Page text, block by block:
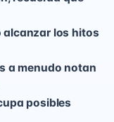
alcanzar los hitos
a menudo notan
posibles